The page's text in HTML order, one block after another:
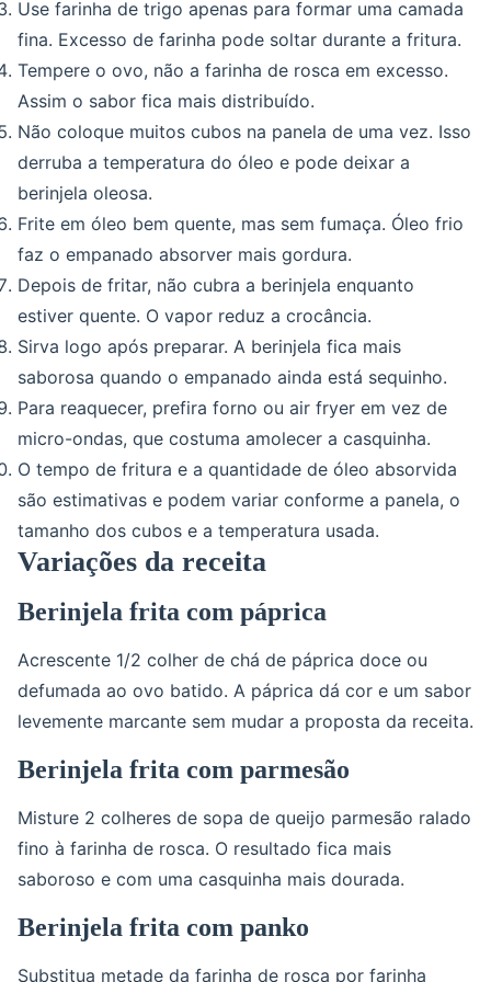
Use farinha de trigo apenas para formar uma camada
fina. Excesso de farinha pode soltar durante a fritura.
Tempere o ovo, não a farinha de rosca em excesso.
Assim o sabor fica mais distribuído.
Não coloque muitos cubos na panela de uma vez. Isso
derruba a temperatura do óleo e pode deixar a
berinjela oleosa.
Frite em óleo bem quente, mas sem fumaça. Óleo frio
faz o empanado absorver mais gordura.
Depois de fritar, não cubra a berinjela enquanto
estiver quente. O vapor reduz a crocância.
Sirva logo após preparar. A berinjela fica mais
saborosa quando o empanado ainda está sequinho.
Para reaquecer, prefira forno ou air fryer em vez de
micro-ondas, que costuma amolecer a casquinha.
O tempo de fritura e a quantidade de óleo absorvida
são estimativas e podem variar conforme a panela, o
tamanho dos cubos e a temperatura usada.
Variações da receita
Berinjela frita com páprica
Acrescente 1/2 colher de chá de páprica doce ou
defumada ao ovo batido. A páprica dá cor e um sabor
levemente marcante sem mudar a proposta da receita.
Berinjela frita com parmesão
Misture 2 colheres de sopa de queijo parmesão ralado
fino à farinha de rosca. O resultado fica mais
saboroso e com uma casquinha mais dourada.
Berinjela frita com panko
Substitua metade da farinha de rosca por farinha